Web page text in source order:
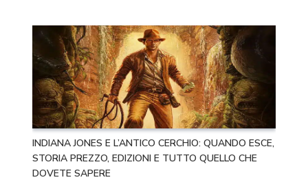
INDIANA JONES E L’ANTICO CERCHIO: QUANDO ESCE,
STORIA PREZZO, EDIZIONI E TUTTO QUELLO CHE
DOVETE SAPERE